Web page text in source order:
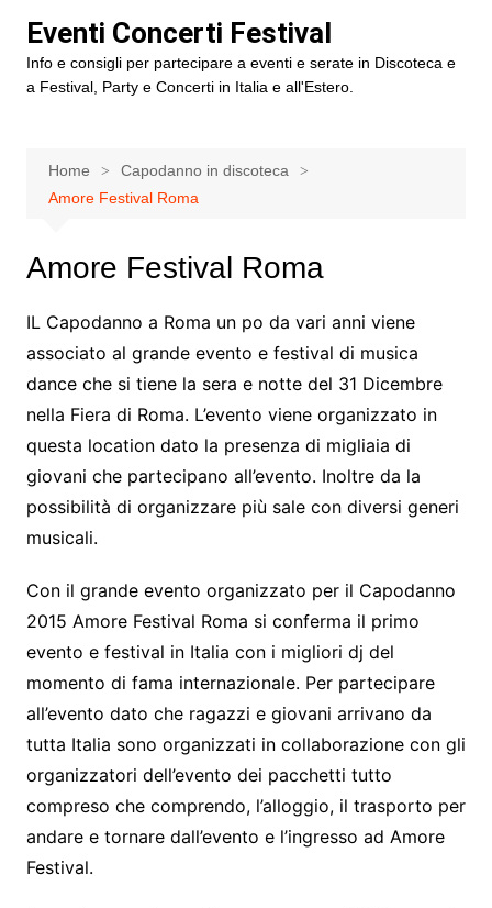
contenuto
Eventi Concerti Festival
Info e consigli per partecipare a eventi e serate in Discoteca e
a Festival, Party e Concerti in Italia e all'Estero.
Home
Capodanno in discoteca
Amore Festival Roma
Amore Festival Roma
IL Capodanno a Roma un po da vari anni viene
associato al grande evento e festival di musica
dance che si tiene la sera e notte del 31 Dicembre
nella Fiera di Roma. L’evento viene organizzato in
questa location dato la presenza di migliaia di
giovani che partecipano all’evento. Inoltre da la
possibilità di organizzare più sale con diversi generi
musicali.
Con il grande evento organizzato per il Capodanno
2015 Amore Festival Roma si conferma il primo
evento e festival in Italia con i migliori dj del
momento di fama internazionale. Per partecipare
all’evento dato che ragazzi e giovani arrivano da
tutta Italia sono organizzati in collaborazione con gli
organizzatori dell’evento dei pacchetti tutto
compreso che comprendo, l’alloggio, il trasporto per
andare e tornare dall’evento e l’ingresso ad Amore
Festival.